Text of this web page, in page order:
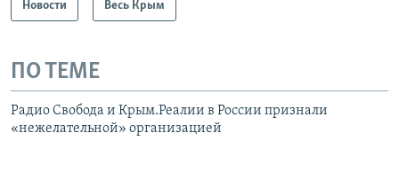
Новости Весь Крым
ПО ТЕМЕ
Радио Свобода и Крым.Реалии в России признали
«нежелательной» организацией